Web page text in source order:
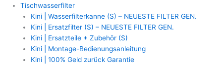
Zum
springen
Tischwasserfilter
Kini | Wasserfilterkanne (S) – NEUESTE FILTER GEN.
Kini | Ersatzfilter (S) – NEUESTE FILTER GEN.
Kini | Ersatzteile + Zubehör (S)
Kini | Montage-Bedienungsanleitung
Kini | 100% Geld zurück Garantie
MAUNAWAI
Tischwasserfilter
Wasserbelebung